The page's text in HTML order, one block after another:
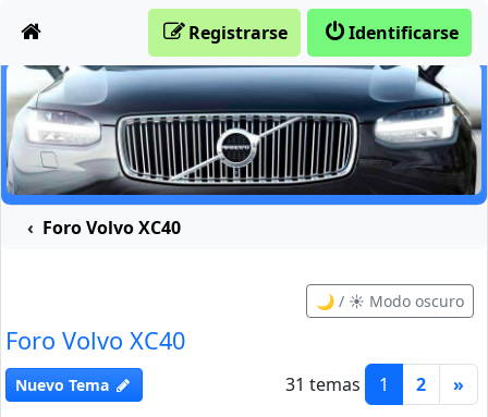
Identificarse
Registrarse
Foro Volvo XC40
🌙 / ☀️ Modo oscuro
Foro Volvo XC40
Nuevo Tema 31 temas 1 2 »